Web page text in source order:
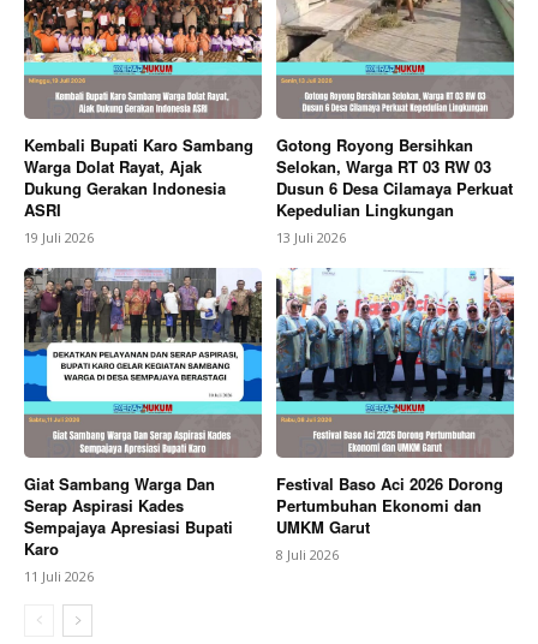
News Week
Magazine PRO
Kembali Bupati Karo Sambang
Warga Dolat Rayat, Ajak
Dukung Gerakan Indonesia
ASRI
19 Juli 2026
Gotong Royong Bersihkan
Selokan, Warga RT 03 RW 03
Dusun 6 Desa Cilamaya Perkuat
Kepedulian Lingkungan
13 Juli 2026
Giat Sambang Warga Dan
Serap Aspirasi Kades
Sempajaya Apresiasi Bupati
Karo
11 Juli 2026
Festival Baso Aci 2026 Dorong
Pertumbuhan Ekonomi dan
UMKM Garut
8 Juli 2026